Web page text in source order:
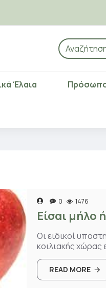
Έλαια
0 1476
Είσαι μήλο
Οι ειδικοί
κοιλιακής χώρας
READ MORE